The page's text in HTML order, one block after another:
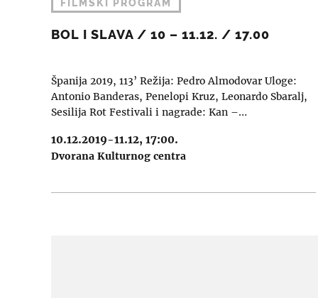
FILMSKI PROGRAM
BOL I SLAVA / 10 – 11.12. / 17.00
Španija 2019, 113’ Režija: Pedro Almodovar Uloge:
Antonio Banderas, Penelopi Kruz, Leonardo Sbaralj,
Sesilija Rot Festivali i nagrade: Kan –…
10.12.2019-11.12, 17:00.
Dvorana Kulturnog centra